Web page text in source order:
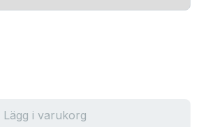
Lägg i varukorg